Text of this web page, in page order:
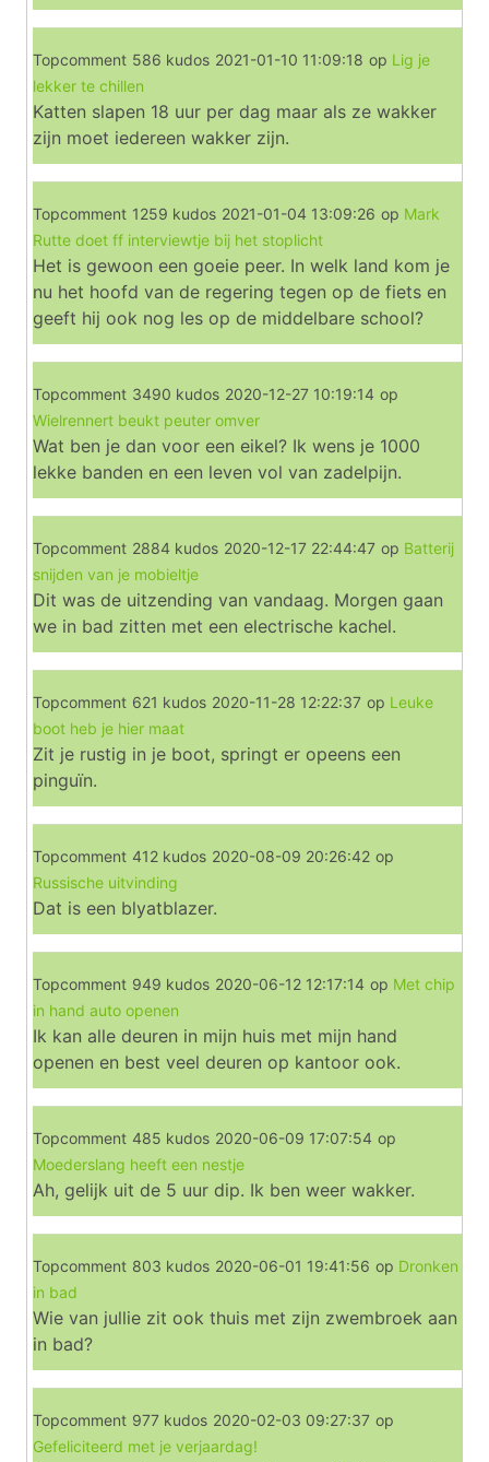
Topcomment 586 kudos 2021-01-10 11:09:18 op Lig je
lekker te chillen
Katten slapen 18 uur per dag maar als ze wakker
zijn moet iedereen wakker zijn.
Topcomment 1259 kudos 2021-01-04 13:09:26 op Mark
Rutte doet ff interviewtje bij het stoplicht
Het is gewoon een goeie peer. In welk land kom je
nu het hoofd van de regering tegen op de fiets en
geeft hij ook nog les op de middelbare school?
Topcomment 3490 kudos 2020-12-27 10:19:14 op
Wielrennert beukt peuter omver
Wat ben je dan voor een eikel? Ik wens je 1000
lekke banden en een leven vol van zadelpijn.
Topcomment 2884 kudos 2020-12-17 22:44:47 op Batterij
snijden van je mobieltje
Dit was de uitzending van vandaag. Morgen gaan
we in bad zitten met een electrische kachel.
Topcomment 621 kudos 2020-11-28 12:22:37 op Leuke
boot heb je hier maat
Zit je rustig in je boot, springt er opeens een
pinguïn.
Topcomment 412 kudos 2020-08-09 20:26:42 op
Russische uitvinding
Dat is een blyatblazer.
Topcomment 949 kudos 2020-06-12 12:17:14 op Met chip
in hand auto openen
Ik kan alle deuren in mijn huis met mijn hand
openen en best veel deuren op kantoor ook.
Topcomment 485 kudos 2020-06-09 17:07:54 op
Moederslang heeft een nestje
Ah, gelijk uit de 5 uur dip. Ik ben weer wakker.
Topcomment 803 kudos 2020-06-01 19:41:56 op Dronken
in bad
Wie van jullie zit ook thuis met zijn zwembroek aan
in bad?
Topcomment 977 kudos 2020-02-03 09:27:37 op
Gefeliciteerd met je verjaardag!